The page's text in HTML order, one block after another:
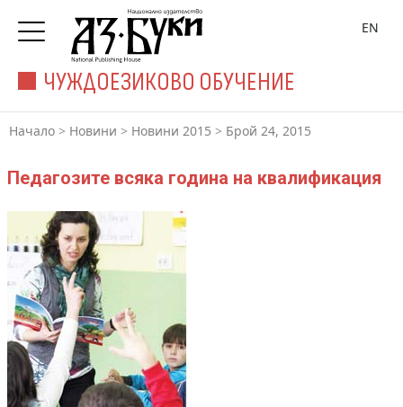
ЧУЖДОЕЗИКОВО ОБУЧЕНИЕ
EN
Начало > Новини > Новини 2015 > Брой 24, 2015
Педагозите всяка година на квалификация